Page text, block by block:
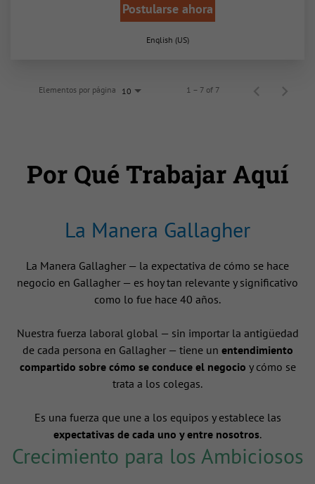
Postularse ahora
English (US)
Elementos por página 10 1 – 7 of 7
Por Qué Trabajar Aquí
La Manera Gallagher
La Manera Gallagher — la expectativa de cómo se hace
negocio en Gallagher — es hoy tan relevante y significativo
como lo fue hace 40 años.
Nuestra fuerza laboral global — sin importar la antigüedad
de cada persona en Gallagher — tiene un entendimiento
compartido sobre cómo se conduce el negocio y cómo se
trata a los colegas.
Es una fuerza que une a los equipos y establece las
expectativas de cada uno y entre nosotros.
Crecimiento para los Ambiciosos